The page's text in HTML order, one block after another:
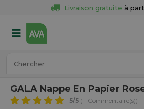
Livraison gratuite à
50
GALA Nappe En Papier
5/5 ( 1 Commentaire(s))